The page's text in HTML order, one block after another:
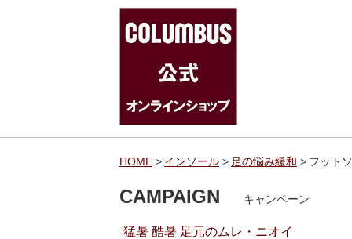
HOME インソール 足の悩み緩和 フット
CAMPAIGN キャンペーン
猛暑 酷暑 足元のムレ・ニオイ